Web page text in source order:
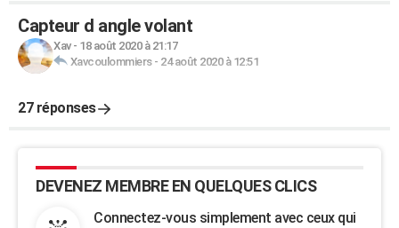
Capteur d angle volant
Xav- 18 août 2020 à 21:17
Xavcoulommiers- 24 août 2020 à 12:51
27 réponses
DEVENEZ MEMBRE EN QUELQUES CLICS
Connectez-vous simplement avec ceux qui